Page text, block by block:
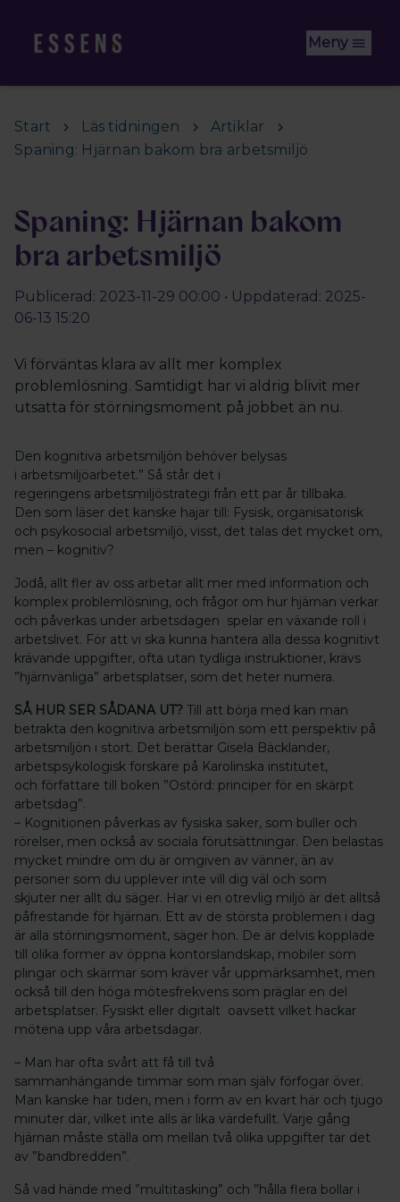
Meny
Start Läs tidningen
Artiklar
Spaning: Hjärnan bakom bra arbetsmiljö
Spaning: Hjärnan bakom
bra arbetsmiljö
Publicerad: 2023-11-29 00:00 • Uppdaterad: 2025-
06-13 15:20
Vi förväntas klara av allt mer komplex
problemlösning. Samtidigt har vi aldrig blivit mer
utsatta för störningsmoment på jobbet än nu.
Den kognitiva arbetsmiljön behöver belysas
i arbetsmiljöarbetet.” Så står det i
regeringens arbetsmiljöstrategi från ett par år tillbaka.
Den som läser det kanske hajar till: Fysisk, organisatorisk
och psykosocial arbetsmiljö, visst, det talas det mycket om,
men – kognitiv?
Jodå, allt fler av oss arbetar allt mer med information och
komplex problemlösning, och frågor om hur hjärnan verkar
och påverkas under arbetsdagen spelar en växande roll i
arbetslivet. För att vi ska kunna hantera alla dessa kognitivt
krävande uppgifter, ofta utan tydliga instruktioner, krävs
”hjärnvänliga” arbetsplatser, som det heter numera.
SÅ HUR SER SÅDANA UT? Till att börja med kan man
betrakta den kognitiva arbetsmiljön som ett perspektiv på
arbetsmiljön i stort. Det berättar Gisela Bäcklander,
arbetspsykologisk forskare på Karolinska institutet,
och författare till boken ”Ostörd: principer för en skärpt
arbetsdag”.
– Kognitionen påverkas av fysiska saker, som buller och
rörelser, men också av sociala förutsättningar. Den belastas
mycket mindre om du är omgiven av vänner, än av
personer som du upplever inte vill dig väl och som
skjuter ner allt du säger. Har vi en otrevlig miljö är det alltså
påfrestande för hjärnan. Ett av de största problemen i dag
är alla störningsmoment, säger hon. De är delvis kopplade
till olika former av öppna kontorslandskap, mobiler som
plingar och skärmar som kräver vår uppmärksamhet, men
också till den höga mötesfrekvens som präglar en del
arbetsplatser. Fysiskt eller digitalt oavsett vilket hackar
mötena upp våra arbetsdagar.
– Man har ofta svårt att få till två
sammanhängande timmar som man själv förfogar över.
Man kanske har tiden, men i form av en kvart här och tjugo
minuter där, vilket inte alls är lika värdefullt. Varje gång
hjärnan måste ställa om mellan två olika uppgifter tar det
av ”bandbredden”.
Så vad hände med ”multitasking” och ”hålla flera bollar i